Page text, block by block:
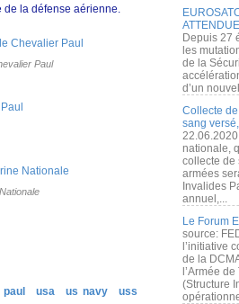
de la défense aérienne.
Paul
usa us navy
uss
ATTENDUE
Depuis 27
les
de la
d’un
Collecte
sang
nationale,
collecte de
armées
Invalides
annuel,...
Le Forum
source:
l’initiative
de la
l’Armée
(Structure